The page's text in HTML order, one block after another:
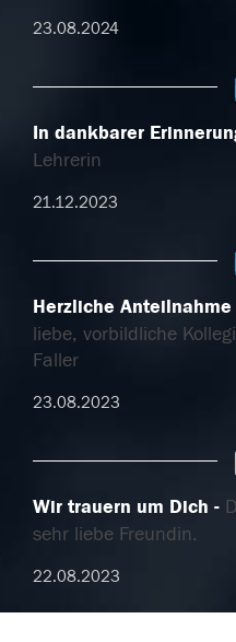
23.08.2024
In dankbarer
Lehrerin
21.12.2023
Herzliche Anteilnahme
liebe, vorbildliche
Faller
23.08.2023
Wir trauern um Dich
sehr liebe Freundin.
22.08.2023